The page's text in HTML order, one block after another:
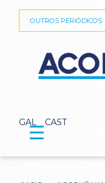
GAL CAST
OUTROS PERIÓDICOS
☰